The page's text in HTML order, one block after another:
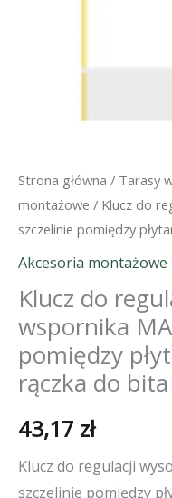
Strona główna / Tarasy
montażowe / Klucz do
szczelinie pomiędzy
Akcesoria montażowe
Klucz do
wspornika
pomiędzy
rączka do
43,17 zł
Klucz do regulacji
szczelinie pomiędzy